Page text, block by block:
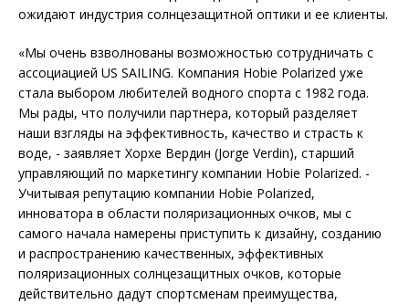
ожидают индустрия солнцезащитной оптики и ее клиенты.
«Мы очень взволнованы возможностью сотрудничать с
ассоциацией US SAILING. Компания Hobie Polarized уже
стала выбором любителей водного спорта с 1982 года.
Мы рады, что получили партнера, который разделяет
наши взгляды на эффективность, качество и страсть к
воде, - заявляет Хорхе Вердин (Jorge Verdin), старший
управляющий по маркетингу компании Hobie Polarized. -
Учитывая репутацию компании Hobie Polarized,
инноватора в области поляризационных очков, мы с
самого начала намерены приступить к дизайну, созданию
и распространению качественных, эффективных
поляризационных солнцезащитных очков, которые
действительно дадут спортсменам преимущества,